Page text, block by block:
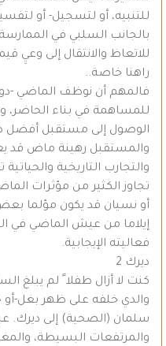
للتنبيه، أو لتسجيل- أو
بالجانب السلبي في
للاتعاظ والانتقال إلى وعيِ
راهنا خاصة..
فالمهم أن نوظف الماضي -
للمساهمة في بناء الحاضر،
الوصول إلى مستقبل أفضل
والمستقبل رهينة ماض قد
والتجارب التاريخية
تجاوز الكثير من مؤثرات
أو نسيان قد يكون مؤلما
إيلاما من عيش الماضي في
فعاليته الإيجابية.
ديرك 2
كنت لا أزال طفلا ً لم يبلغ
والدي خلفه على ظهر بغل-
سلمان (الصحية) إلى ديرك.
والمرتفعات البسيطة،